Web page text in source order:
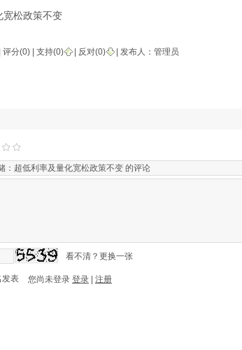
宽松政策不变
评分(0) | 支持(0) 反对(0) | 发布人： 管理员
看不清？更换一张
发表 您尚未登录 登录 注册